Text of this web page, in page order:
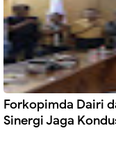
Forkopimda Dairi
Sinergi Jaga